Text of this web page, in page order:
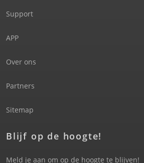
Support
APP
Over ons
Partners
Sitemap
Blijf op de hoogte!
Meld je aan om op de hoogte te blijven!